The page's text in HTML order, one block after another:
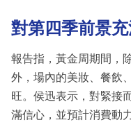
對第四季前景
報告指，黃金周期間，
外，場內的美妝、餐飲
旺。侯迅表示，對緊接
滿信心，並預計消費動